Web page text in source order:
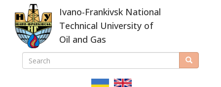
main
content
Ivano-Frankivsk National
Technical University of
Oil and Gas
ПОШУКОВА
SEARCH Search